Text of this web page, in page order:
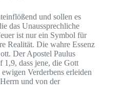
und sollen es
das Unaussprechliche
ist nur ein Symbol für
Realität. Die wahre Essenz
Der Apostel Paulus
1,9, dass jene, die Gott
Verderbens erleiden
und von der